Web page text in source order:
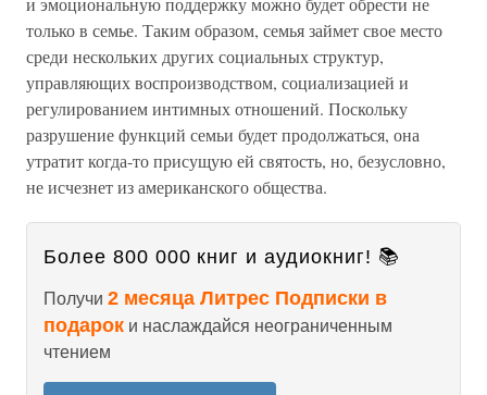
только в семье. Таким образом, семья займет свое место
среди нескольких других социальных структур,
управляющих воспроизводством, социализацией и
регулированием интимных отношений. Поскольку
разрушение функций семьи будет продолжаться, она
утратит когда-то присущую ей святость, но, безусловно,
не исчезнет из американского общества.
Более 800 000 книг и аудиокниг! 📚
Получи 2 месяца Литрес Подписки в
подарок и наслаждайся неограниченным
чтением